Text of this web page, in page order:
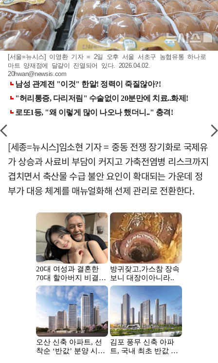
[서울=뉴시스] 이영환 기자 = 2일 오후 서울 서초구 농협유통 하나로
마트 양재점에 달걀이 진열되어 있다. 2026.04.02.
20hwan@newsis.com
[세종=뉴시스]임소현 기자 = 중동 전쟁 장기화로 국제유
가 상승과 사료비 부담이 커지고 가축전염병 리스크까지
겹치면서 축산물 수급 불안 요인이 확대되는 가운데 정
부가 대응 체계를 매뉴얼화해 선제 관리로 전환한다.